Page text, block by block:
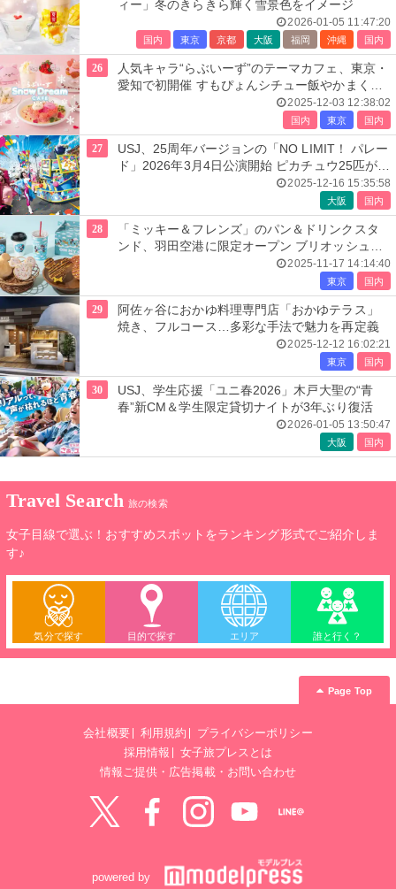
ィー」冬のきらきら輝く雪景色をイメージ
2026-01-05 11:47:20
国内 東京 京都 大阪 福岡 沖縄 国内
26
人気キャラ“らぶいーず”のテーマカフェ、東京・
愛知で初開催 すもぴょんシチュー飯やかまくら
2025-12-03 12:38:02
国内 東京 国内
27
USJ、25周年バージョンの「NO LIMIT！ パレー
ド」2026年3月4日公演開始 ピカチュウ25匹が特
2025-12-16 15:35:58
大阪 国内
28
「ミッキー＆フレンズ」のパン＆ドリンクスタ
ンド、羽田空港に限定オープン ブリオッシュや
2025-11-17 14:14:40
東京 国内
29
阿佐ヶ谷におかゆ料理専門店「おかゆテラス」
焼き、フルコース…多彩な手法で魅力を再定義
2025-12-12 16:02:21
東京 国内
30
USJ、学生応援「ユニ春2026」木戸大聖の“青
春”新CM＆学生限定貸切ナイトが3年ぶり復活
2026-01-05 13:50:47
大阪 国内
Travel Search 旅の検索
女子目線で選ぶ！おすすめスポットをランキング形式でご紹介しま
す♪
気分で探す 目的で探す エリア 誰と行く？
Page Top
会社概要 利用規約
プライバシーポリシー
採用情報
女子旅プレスとは
情報ご提供・広告掲載・お問い合わせ
powered by